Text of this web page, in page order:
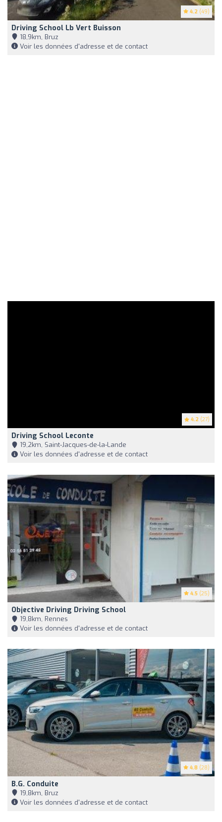
4.2 (49)
Driving School Lb Vert Buisson
18,9km, Bruz
Voir les données d'adresse et de contact
4.2 (27)
Driving School Leconte
19,2km, Saint-Jacques-de-la-Lande
Voir les données d'adresse et de contact
4.5 (25)
Objective Driving Driving School
19,8km, Rennes
Voir les données d'adresse et de contact
4.8 (28)
B.g. Conduite
19,8km, Bruz
Voir les données d'adresse et de contact